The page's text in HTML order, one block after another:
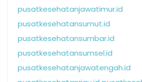
pusatkesehatanjawatimur.id
pusatkesehatansumut.id
pusatkesehatansumbar.id
pusatkesehatansumsel.id
pusatkesehatanjawatengah.id